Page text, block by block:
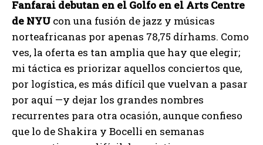
Fanfarai debutan en el Golfo en el Arts Centre
de NYU con una fusión de jazz y músicas
norteafricanas por apenas 78,75 dírhams. Como
ves, la oferta es tan amplia que hay que elegir;
mi táctica es priorizar aquellos conciertos que,
por logística, es más difícil que vuelvan a pasar
por aquí —y dejar los grandes nombres
recurrentes para otra ocasión, aunque confieso
que lo de Shakira y Bocelli en semanas